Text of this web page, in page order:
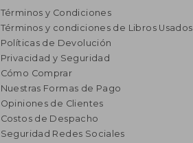
Términos y Condiciones
Términos y condiciones de Libros Usados
Políticas de Devolución
Privacidad y Seguridad
Cómo Comprar
Nuestras Formas de Pago
Opiniones de Clientes
Costos de Despacho
Seguridad Redes Sociales